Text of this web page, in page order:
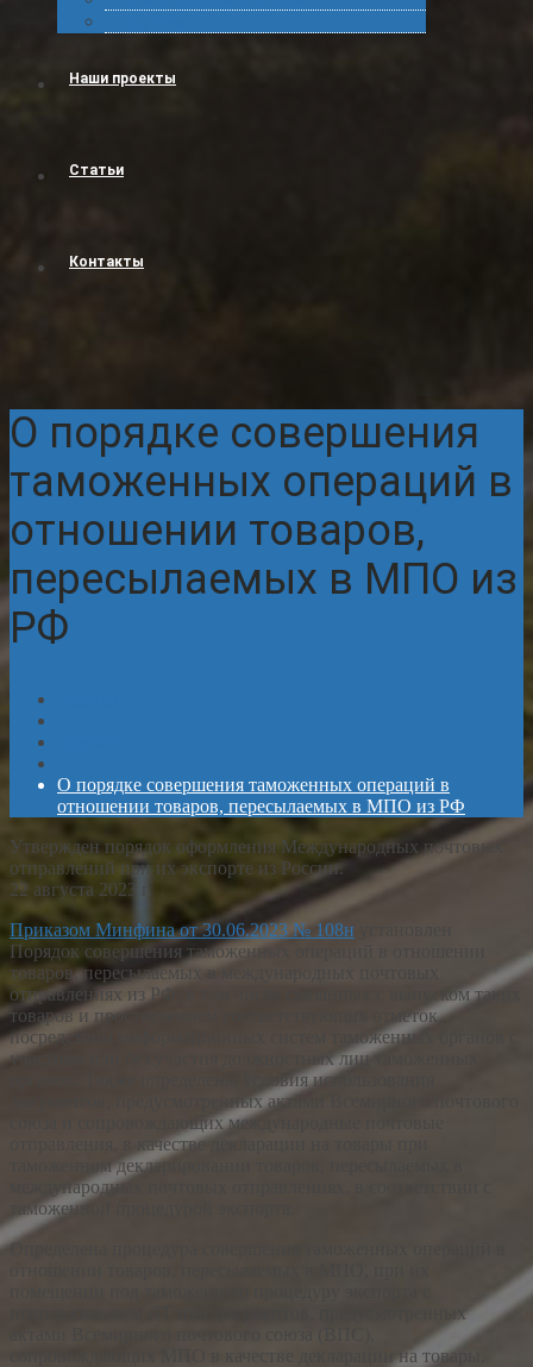
Наши проекты
Статьи
Контакты
О порядке совершения
таможенных операций в
отношении товаров,
пересылаемых в МПО из
РФ
О порядке совершения таможенных операций в
отношении товаров, пересылаемых в МПО из РФ
Утвержден порядок оформления Международных почтовых
отправлений при их экспорте из России.
22 августа 2023
Приказом Минфина от 30.06.2023 № 108н
Порядок совершения таможенных операций в отношении
товаров, пересылаемых в международных почтовых
отправлениях из РФ, в том числе связанных с выпуском таких
товаров и проставлением соответствующих отметок,
посредством информационных систем таможенных органов с
участием или без участия должностных лиц таможенных
органов. Также определены условия использования
документов, предусмотренных актами Всемирного почтового
союза и сопровождающих международные почтовые
отправления, в качестве декларации на товары при
таможенном декларировании товаров, пересылаемых в
международных почтовых отправлениях, в соответствии с
таможенной процедурой экспорта.
Определена процедура совершения таможенных операций в
использованием ДТ или документов, предусмотренных
сопровождающих МПО в качестве декларации на товары.